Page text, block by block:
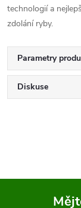
technologií a
zdolání ryby.
Parametry
Diskuse